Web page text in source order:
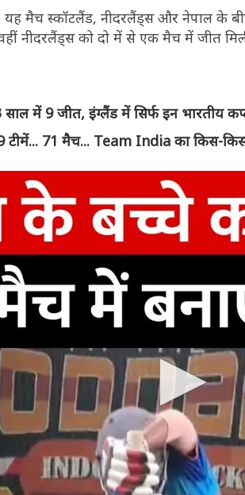
मैच स्कॉटलैंड, नीदरलैंड्स और नेपाल के बीच
नीदरलैंड्स को दो में से एक मैच में जीत
में 9 जीत, इंग्लैंड में सिर्फ इन भारतीय
71 मैच... Team India का किस-किस